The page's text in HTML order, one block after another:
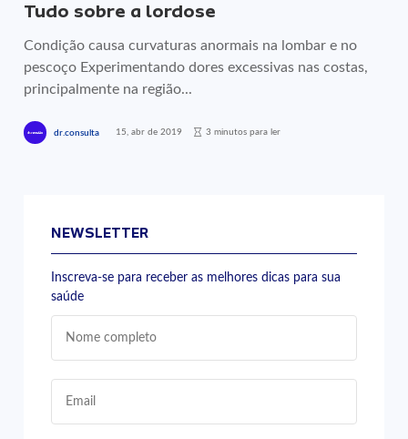
Tudo sobre a lordose
Condição causa curvaturas anormais na lombar e no
pescoço Experimentando dores excessivas nas costas,
principalmente na região...
dr.consulta 15, abr de 2019 3 minutos para ler
NEWSLETTER
Inscreva-se para receber as melhores dicas para sua
saúde